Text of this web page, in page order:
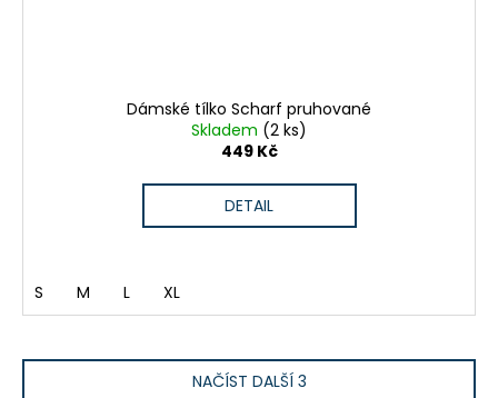
Dámské tílko Scharf pruhované
Skladem (2 ks)
449 Kč
DETAIL
S M L XL
NAČÍST DALŠÍ 3